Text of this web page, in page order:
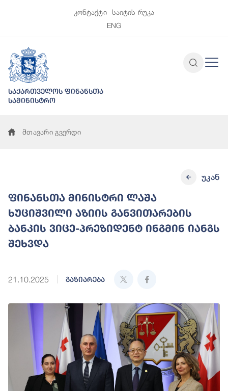
კონტაქტი
საიტის რუკა
ENG
საქართველოს ფინანსთა
სამინისტრო
მთავარი გვერდი
ფინანსთა მინისტრი ლაშა
ხუციშვილი აზიის განვითარების
ბანკის ვიცე-პრეზიდენტ ინგმინ იანგს
შეხვდა
21.10.2025 გაზიარება
უკან